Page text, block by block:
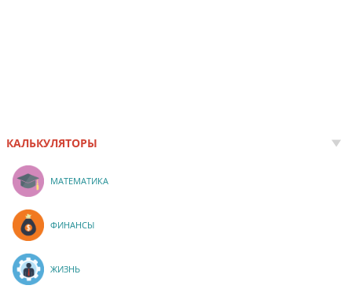
КАЛЬКУЛЯТОРЫ
МАТЕМАТИКА
ФИНАНСЫ
ЖИЗНЬ